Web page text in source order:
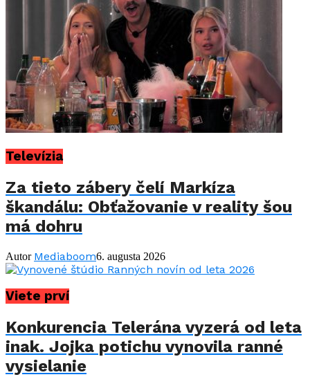
Televízia
Za tieto zábery čelí Markíza
škandálu: Obťažovanie v reality šou
má dohru
Autor Mediaboom6. augusta 2026
Viete prví
Konkurencia Telerána vyzerá od leta
inak. Jojka potichu vynovila ranné
vysielanie